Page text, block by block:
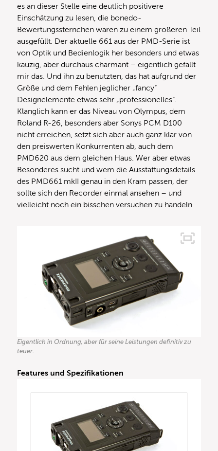
es an dieser Stelle eine deutlich positivere
Einschätzung zu lesen, die bonedo-
Bewertungssternchen wären zu einem größeren Teil
ausgefüllt. Der aktuelle 661 aus der PMD-Serie ist
von Optik und Bedienlogik her besonders und etwas
kauzig, aber durchaus charmant – eigentlich gefällt
mir das. Und ihn zu benutzten, das hat aufgrund der
Größe und dem Fehlen jeglicher „fancy“
Designelemente etwas sehr „professionelles“.
Klanglich kann er das Niveau von Olympus, dem
Roland R-26, besonders aber Sonys PCM D100
nicht erreichen, setzt sich aber auch ganz klar von
den preiswerten Konkurrenten ab, auch dem
PMD620 aus dem gleichen Haus. Wer aber etwas
Besonderes sucht und wem die Ausstattungsdetails
des PMD661 mkII genau in den Kram passen, der
sollte sich den Recorder einmal ansehen – und
vielleicht noch ein bisschen versuchen zu handeln.
Eigentlich in Ordnung, aber für seine Leistungen definitiv zu
teuer.
Features und Spezifikationen